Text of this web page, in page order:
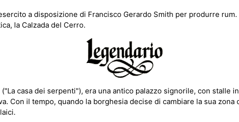
a disposizione di Francisco Gerardo Smith per produrre
la Calzada del Cerro.
casa dei serpenti"), era una antico palazzo signorile, con
Con il tempo, quando la borghesia decise di cambiare la sua